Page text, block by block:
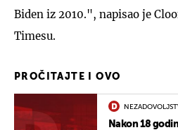
Biden iz 2010.", napisao je
Timesu.
PROČITAJTE I OVO
Nakon 18